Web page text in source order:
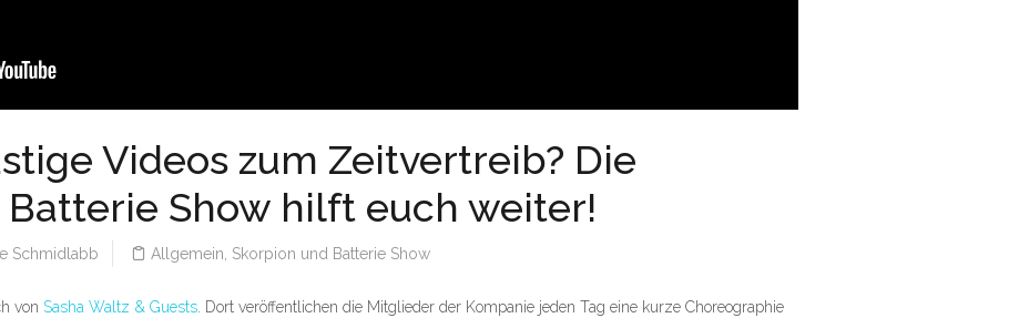
Videos zum Zeitvertreib? Die
Show hilft euch weiter!
Schmidlabb Allgemein, Skorpion und Batterie Show
von Sasha Waltz & Guests. Dort veröffentlichen die Mitglieder der Kompanie jeden Tag eine kurze Choreographie